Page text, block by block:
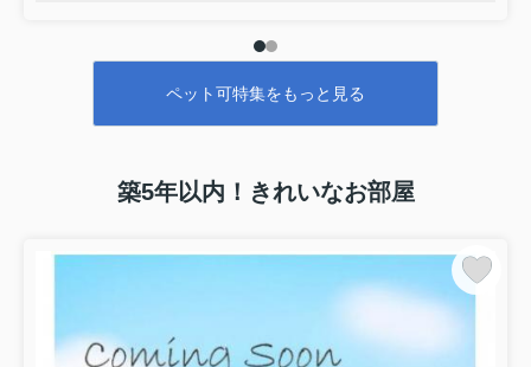
P！盛岡市での住まい検索なら、イエスタ盛岡店が扱う東北本
ペット可特集をもっと見る
築5年以内！きれいなお部屋